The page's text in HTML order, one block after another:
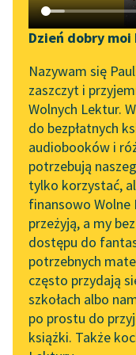
Katalog DAISY
Podkasty o książkach
Aktualności
„Prokurator Alicja
do słuchania
Byliśmy częścią AI
Lab
Zapraszamy na
online z tłumaczkami
literatury
Spotkanie z Katarzyną
Tunkiel w Oslo
102. lata temu zmarł
Joseph Conrad
Dzień dobry moi
Nazywam się
zaszczyt i
Wolnych Lektur.
do bezpłatnych
audiobooków i
potrzebują
tylko korzystać,
finansowo Wolne
przeżyją, a my
dostępu do
potrzebnych
często przydają
szkołach albo
po prostu do
książki. Także
Joanna Niemirska
1×